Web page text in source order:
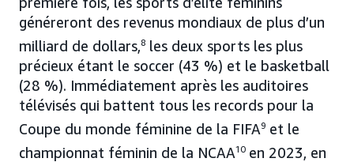
généreront des revenus mondiaux de plus d’un
milliard de dollars,8 les deux sports les plus
précieux étant le soccer (43 %) et le basketball
(28 %). Immédiatement après les auditoires
télévisés qui battent tous les records pour la
Coupe du monde féminine de la FIFA9 et le
championnat féminin de la NCAA10en 2023, en